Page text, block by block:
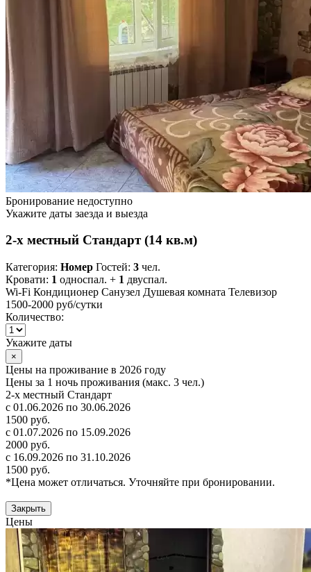
Бронирование недоступно
Укажите даты заезда и выезда
2-х местный Стандарт (14 кв.м)
Категория: Номер Гостей: 3 чел.
Кровати: 1 односпал. + 1 двуспал.
Wi-Fi Кондиционер Санузел Душевая комната Телевизор
1500-2000 руб/сутки
Количество:
Укажите даты
×
Цены на проживание в 2026 году
Цены за 1 ночь проживания (макс. 3 чел.)
2-х местный Стандарт
с 01.06.2026 по 30.06.2026
1500 руб.
с 01.07.2026 по 15.09.2026
2000 руб.
с 16.09.2026 по 31.10.2026
1500 руб.
*Цена может отличаться. Уточняйте при бронировании.
Закрыть
Цены